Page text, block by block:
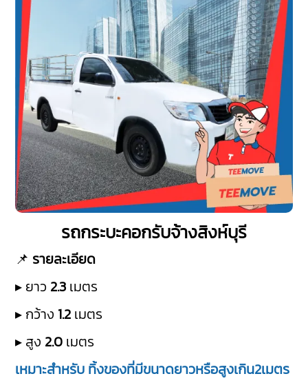
รถกระบะคอกรับจ้างสิงห์บุรี
📌 รายละเอียด
▸ ยาว 2.3 เมตร
▸ กว้าง 1.2 เมตร
▸ สูง 2.0 เมตร
เหมาะสำหรับ ทิ้งของที่มีขนาดยาวหรือสูงเกิน2เมตร